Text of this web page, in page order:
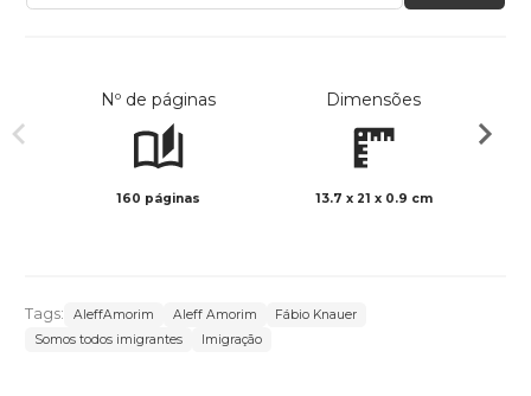
Nº de páginas
160 páginas
Dimensões
13.7 x 21 x 0.9 cm
Tags: AleffAmorim Aleff Amorim
Fábio Knauer
Somos todos imigrantes
Imigração